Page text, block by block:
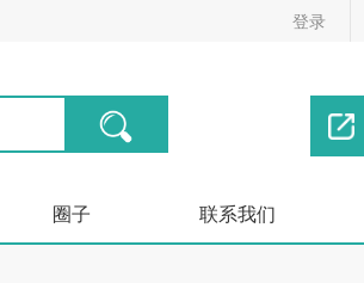
登录
圈子 联系我们